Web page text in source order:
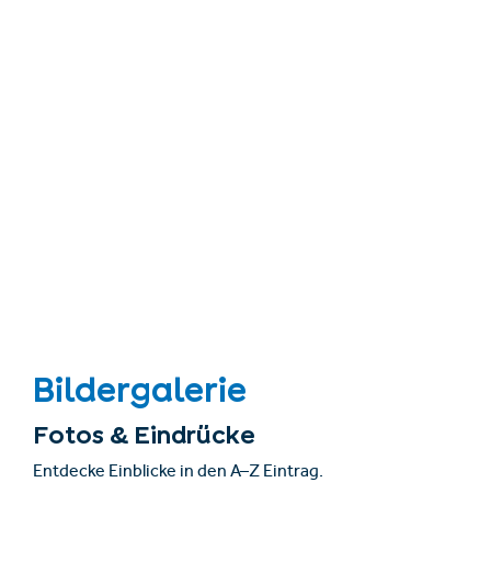
Bildergalerie
Fotos & Eindrücke
Entdecke Einblicke in den A–Z Eintrag.